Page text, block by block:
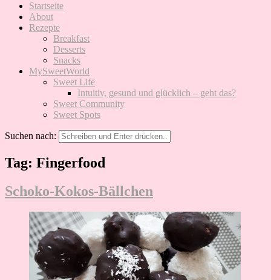
Startseite
About
Rezepte
Breakfast
Desserts
Snacks
MySweetWorld
Sweet Life
Intuitiv, gesund und glücklich – geht das?
Sweet Community
Sweet Spots
Suchen nach:
Tag: Fingerfood
Schoko-Kokos-Bällchen